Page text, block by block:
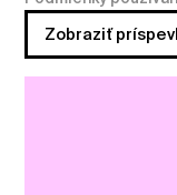
Zobraziť